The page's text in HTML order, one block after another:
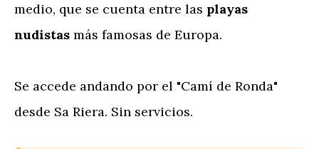
medio, que se cuenta entre las playas
nudistas más famosas de Europa.
Se accede andando por el "Camí de Ronda"
desde Sa Riera. Sin servicios.